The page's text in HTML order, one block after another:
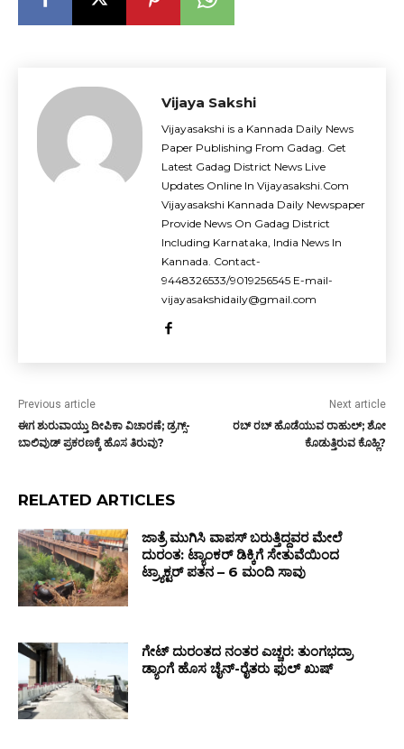
Vijaya Sakshi
Vijayasakshi is a Kannada Daily News
Paper Publishing From Gadag. Get
Latest Gadag District News Live
Updates Online In Vijayasakshi.Com
Vijayasakshi Kannada Daily Newspaper
Provide News On Gadag District
Including Karnataka, India News In
Kannada. Contact-
9448326533/9019256545 E-mail-
vijayasakshidaily@gmail.com
Previous article
ಈಗ ಶುರುವಾಯ್ತು ದೀಪಿಕಾ ವಿಚಾರಣೆ; ಡ್ರಗ್ಸ್-
ಬಾಲಿವುಡ್ ಪ್ರಕರಣಕ್ಕೆ ಹೊಸ ತಿರುವು?
Next article
ರಬ್ ರಬ್ ಹೊಡೆಯುವ ರಾಹುಲ್; ಶೋ
ಕೊಡುತ್ತಿರುವ ಕೊಹ್ಲಿ?
RELATED ARTICLES
ಜಾತ್ರೆ ಮುಗಿಸಿ ವಾಪಸ್ ಬರುತ್ತಿದ್ದವರ ಮೇಲೆ
ದುರಂತ: ಟ್ಯಾಂಕರ್ ಡಿಕ್ಕಿಗೆ ಸೇತುವೆಯಿಂದ
ಟ್ರ್ಯಾಕ್ಟರ್ ಪತನ – 6 ಮಂದಿ ಸಾವು
ಗೇಟ್ ದುರಂತದ ನಂತರ ಎಚ್ಚರ: ತುಂಗಭದ್ರಾ
ಡ್ಯಾಂಗೆ ಹೊಸ ಚೈನ್-ರೈತರು ಫುಲ್ ಖುಷ್